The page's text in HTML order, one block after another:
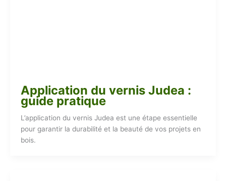
Application du vernis Judea :
guide pratique
L’application du vernis Judea est une étape essentielle
pour garantir la durabilité et la beauté de vos projets en
bois.